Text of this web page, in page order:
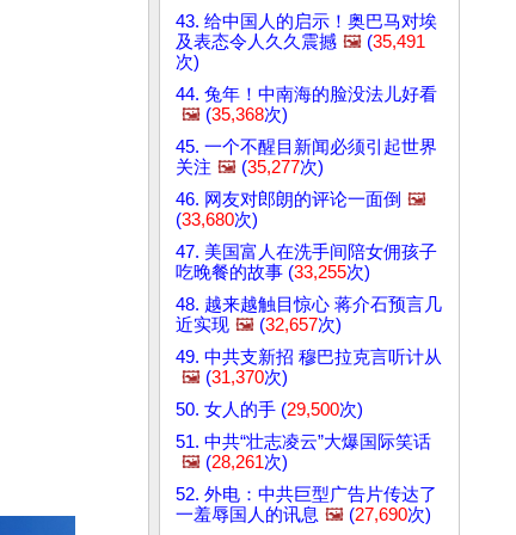
43. 给中国人的启示！奥巴马对埃
及表态令人久久震撼 🖼️ (35,491
次)
44. 兔年！中南海的脸没法儿好看
🖼️ (35,368次)
45. 一个不醒目新闻必须引起世界
关注 🖼️ (35,277次)
46. 网友对郎朗的评论一面倒 🖼️
(33,680次)
47. 美国富人在洗手间陪女佣孩子
吃晚餐的故事 (33,255次)
48. 越来越触目惊心 蒋介石预言几
近实现 🖼️ (32,657次)
49. 中共支新招 穆巴拉克言听计从
🖼️ (31,370次)
50. 女人的手 (29,500次)
51. 中共“壮志凌云”大爆国际笑话
🖼️ (28,261次)
52. 外电：中共巨型广告片传达了
一羞辱国人的讯息 🖼️ (27,690次)